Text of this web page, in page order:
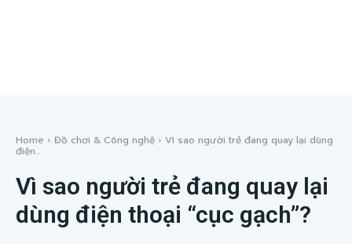
Home Đồ chơi & Công nghệ Vì sao người trẻ đang quay lại dùng
điện...
Vì sao người trẻ đang quay lại
dùng điện thoại “cục gạch”?